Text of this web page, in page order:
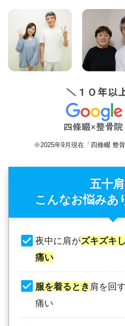
※2025年9月現在「四條畷 整
五十
こんなお悩みあ
夜中に肩がズキズキ
痛い
服を着るとき 肩を回
痛い